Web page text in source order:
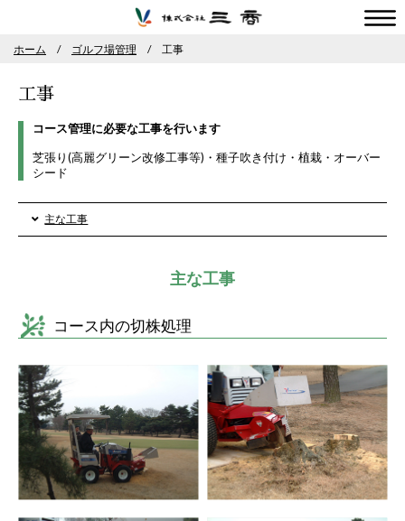
ホーム ゴルフ場管理 工事
工事
コース管理に必要な工事を行います
芝張り(高麗グリーン改修工事等)・種子吹き付け・植栽・オーバー
シード
主な工事
主な工事
コース内の切株処理